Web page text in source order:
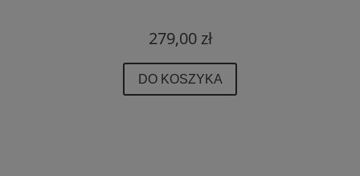
279,00 zł
DO KOSZYKA